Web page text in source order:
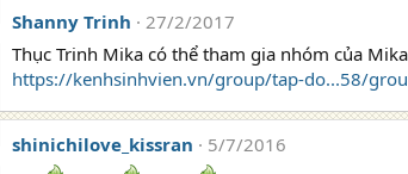
Shanny Trinh
27/2/2017
Thục Trinh Mika có thể tham gia nhóm của
https://kenhsinhvien.vn/group/tap-do...58/
shinichilove_kissran 5/7/2016